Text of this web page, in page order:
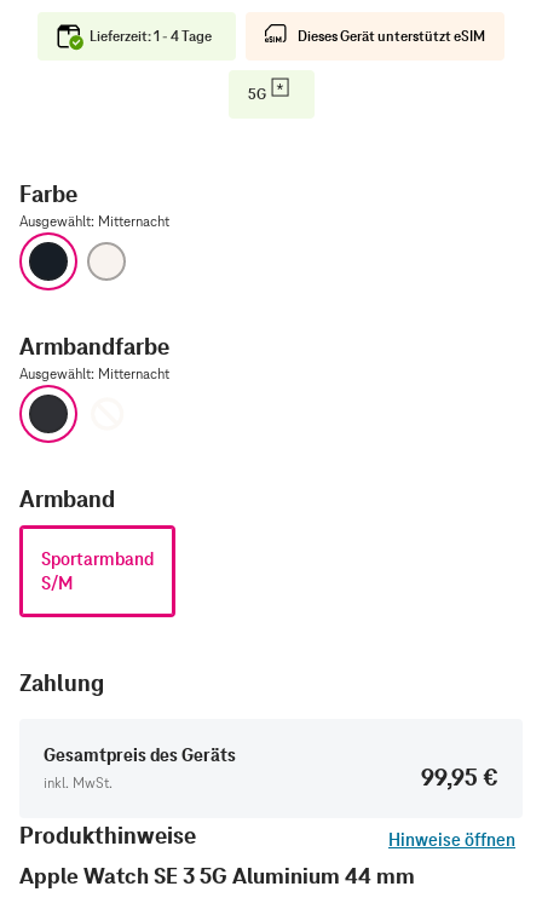
Lieferzeit: 1 - 4 Tage Dieses Gerät unterstützt eSIM
5G
Farbe
Ausgewählt: Mitternacht
Mitternacht
Armbandfarbe
Ausgewählt: Mitternacht
Armband
Sportarmband
S/M
Zahlung
Gesamtpreis des Geräts
inkl. MwSt.
99,95 €
Produkthinweise
Hinweise öffnen
Apple Watch SE 3 5G Aluminium 44 mm